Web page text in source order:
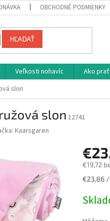
OBCHODNÉ PODMIENKY
HĽADAŤ
Veľkosti nohavíc Ako
slon
slon12741
Kaarsgaren
€19,72
€23,86 /